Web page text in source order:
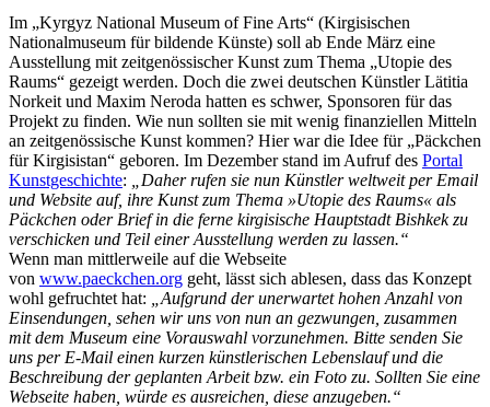
Im „Kyrgyz National Museum of Fine Arts“ (Kirgisischen
Nationalmuseum für bildende Künste) soll ab Ende März eine
Ausstellung mit zeitgenössischer Kunst zum Thema „Utopie des
Raums“ gezeigt werden. Doch die zwei deutschen Künstler Lätitia
Norkeit und Maxim Neroda hatten es schwer, Sponsoren für das
Projekt zu finden. Wie nun sollten sie mit wenig finanziellen Mitteln
an zeitgenössische Kunst kommen? Hier war die Idee für „Päckchen
für Kirgisistan“ geboren. Im Dezember stand im Aufruf des Portal
Kunstgeschichte:
„Daher rufen sie nun Künstler weltweit per Email
und Website auf, ihre Kunst zum Thema »Utopie des Raums« als
Päckchen oder Brief in die ferne kirgisische Hauptstadt Bishkek zu
verschicken und Teil einer Ausstellung werden zu lassen.“
Wenn man mittlerweile auf die Webseite
von www.paeckchen.org geht, lässt sich ablesen, dass das Konzept
wohl gefruchtet hat:
„Aufgrund der unerwartet hohen Anzahl von
Einsendungen, sehen wir uns von nun an gezwungen, zusammen
mit dem Museum eine Vorauswahl vorzunehmen. Bitte senden Sie
uns per E-Mail einen kurzen künstlerischen Lebenslauf und die
Beschreibung der geplanten Arbeit bzw. ein Foto zu. Sollten Sie eine
Webseite haben, würde es ausreichen, diese anzugeben.“